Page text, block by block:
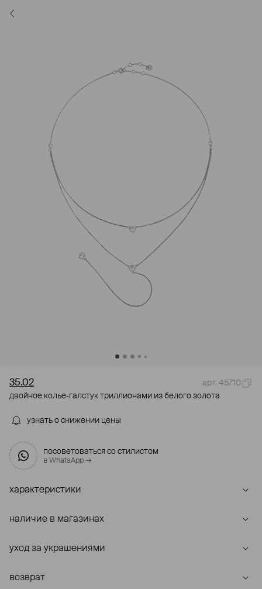
35.02
арт. 45710
двойное колье-галстук триллионами из белого золота
узнать о снижении цены
посоветоваться со стилистом
в WhatsApp →
характеристики
наличие в магазинах
уход за украшениями
возврат